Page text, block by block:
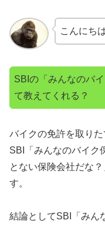
こんにち
SBIの「みんなのバ
て教えてくれる？
バイクの免許を取り
SBI「みんなのバイク
とない保険会社だな
す。
結論としてSBI「みん